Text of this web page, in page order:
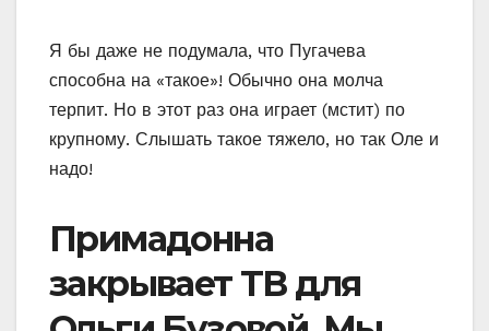
Я бы даже не подумала, что Пугачева
способна на «такое»! Обычно она молча
терпит. Но в этот раз она играет (мстит) по
крупному. Слышать такое тяжело, но так Оле и
надо!
Примадонна
закрывает TВ для